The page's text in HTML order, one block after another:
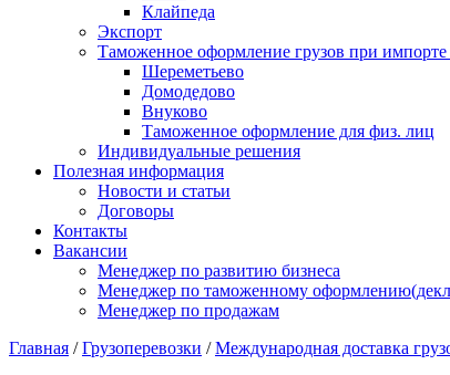
Клайпеда
Экспорт
Таможенное оформление грузов при
Шереметьево
Домодедово
Внуково
Таможенное оформление для физ. лиц
Индивидуальные решения
Полезная информация
Новости и статьи
Договоры
Контакты
Вакансии
Менеджер по развитию бизнеса
Менеджер по таможенному
Менеджер по продажам
Главная /Грузоперевозки /Международная доставка